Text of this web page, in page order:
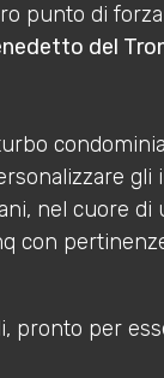
punto di
del
nel cuore
con
pronto per